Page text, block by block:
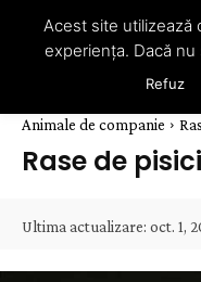
Animale de companie
Rase de
Ultima actualizare: oct. 1,
Acest site utilizează
experiența. Dacă
Refuz